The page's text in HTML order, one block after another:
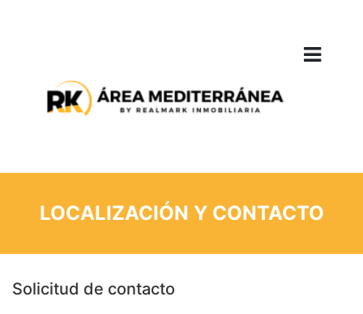
LOCALIZACIÓN Y CONTACTO
Solicitud de contacto